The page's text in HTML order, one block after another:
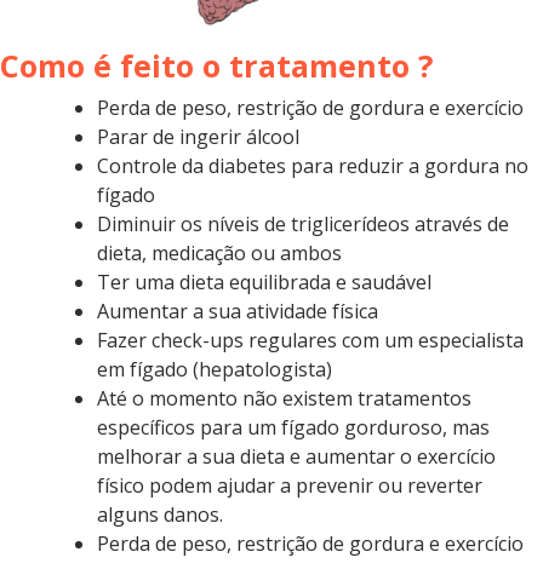
Como é feito o tratamento ?
Perda de peso, restrição de gordura e exercício
Parar de ingerir álcool
Controle da diabetes para reduzir a gordura no
fígado
Diminuir os níveis de triglicerídeos através de
dieta, medicação ou ambos
Ter uma dieta equilibrada e saudável
Aumentar a sua atividade física
Fazer check-ups regulares com um especialista
em fígado (hepatologista)
Até o momento não existem tratamentos
específicos para um fígado gorduroso, mas
melhorar a sua dieta e aumentar o exercício
físico podem ajudar a prevenir ou reverter
alguns danos.
Perda de peso, restrição de gordura e exercício